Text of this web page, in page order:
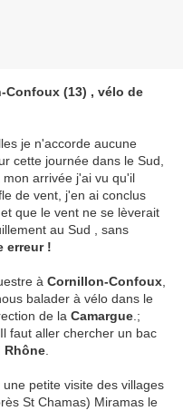
Confoux (13) , vélo de
je n'accorde aucune
cette journée dans le Sud,
arrivée j'ai vu qu'il
de vent, j'en ai conclus
que le vent ne se lèverait
au Sud , sans
erreur !
à Cornillon-Confoux
balader à vélo dans le
de la Camargue .;
faut aller chercher un bac
Rhône
petite visite des villages
St Chamas) Miramas le